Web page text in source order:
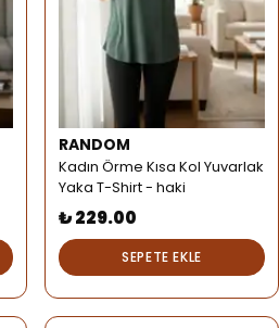
RANDOM
Kadın Örme Kısa Kol Yuvarlak
Yaka T-Shirt - haki
₺ 229.00
SEPETE EKLE